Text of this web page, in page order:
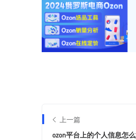
上一篇
ozon平台上的个人信息怎